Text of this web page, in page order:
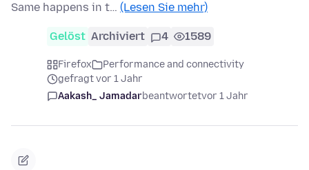
Same happens in t… (Lesen Sie mehr)
Gelöst Archiviert 4 1589
Firefox
Performance and connectivity
gefragt vor 1 Jahr
Aakash_ Jamadarbeantwortetvor 1 Jahr